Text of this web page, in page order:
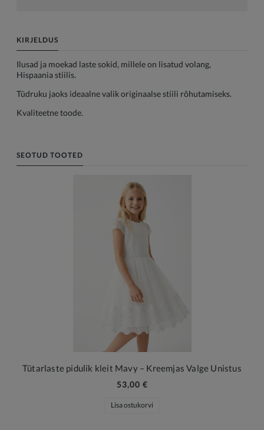
KIRJELDUS
Ilusad ja moekad laste sokid, millele on lisatud volang,
Hispaania stiilis.
Tüdruku jaoks ideaalne valik originaalse stiili rõhutamiseks.
Kvaliteetne toode.
SEOTUD TOOTED
Tütarlaste pidulik kleit Mavy – Kreemjas Valge Unistus
53,00 €
Lisa ostukorvi